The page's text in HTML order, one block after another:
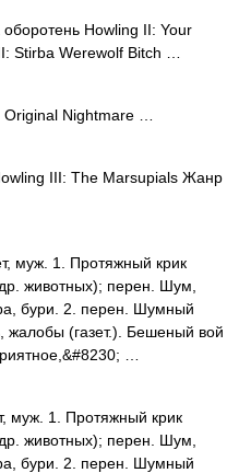
Howling II: Your
Stirba Werewolf Bitch …
Nightmare …
III: The Marsupials Жанр
муж. 1. Протяжный крик
животных); перен. Шум,
бури. 2. перен. Шумный
жалобы (газет.). Бешеный вой
…
1. Протяжный крик
животных); перен. Шум,
бури. 2. перен. Шумный